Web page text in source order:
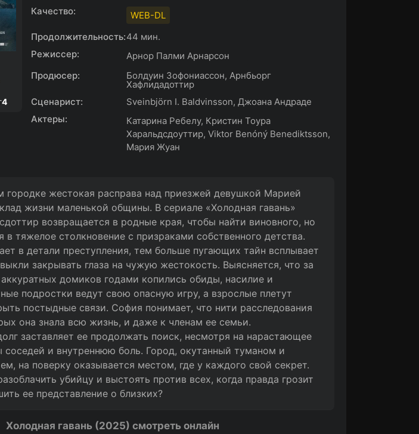
4
Качество:
WEB-DL
Продолжительность:44 мин.
Режиссер:
Арнор Палми Арнарсон
Продюсер:
Болдуин Зофониассон, Арнбьорг
Хафлидадоттир
Сценарист:
Sveinbjörn I. Baldvinsson, Джоана Андраде
Актеры:
Катарина Ребелу, Кристин Тоура
Харальдсдоуттир, Viktor Benóný Benediktsson,
Мария Жуан
городке жестокая расправа над приезжей девушкой Марией
жизни маленькой общины. В сериале «Холодная гавань»
возвращается в родные края, чтобы найти виновного, но
в тяжелое столкновение с призраками собственного детства.
в детали преступления, тем больше пугающих тайн всплывает
закрывать глаза на чужую жестокость. Выясняется, что за
домиков годами копились обиды, насилие и
подростки ведут свою опасную игру, а взрослые плетут
постыдные связи. София понимает, что нити расследования
она знала всю жизнь, и даже к членам ее семьи.
заставляет ее продолжать поиск, несмотря на нарастающее
соседей и внутреннюю боль. Город, окутанный туманом и
на поверку оказывается местом, где у каждого свой секрет.
убийцу и выстоять против всех, когда правда грозит
ее представление о близких?
Холодная гавань (2025) смотреть онлайн